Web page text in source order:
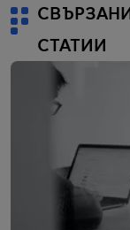
СВЪРЗАНИ
СТАТИИ